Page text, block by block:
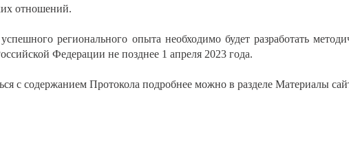
отношений.
регионального опыта необходимо будет разработать
Федерации не позднее 1 апреля 2023 года.
с содержанием Протокола подробнее можно в разделе Материалы